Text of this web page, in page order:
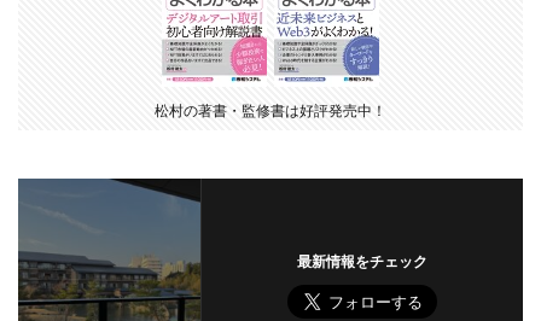
松村の著書・監修書は好評発売中！
最新情報をチェック